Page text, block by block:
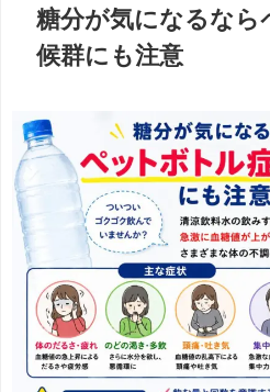
糖分が気になるなら
候群にも注意